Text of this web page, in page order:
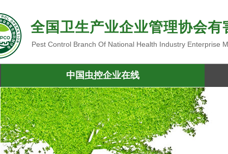
全国卫生产业企业管理协会有
Pest Control Branch Of National Health Industry Enterprise
中国虫控企业在线